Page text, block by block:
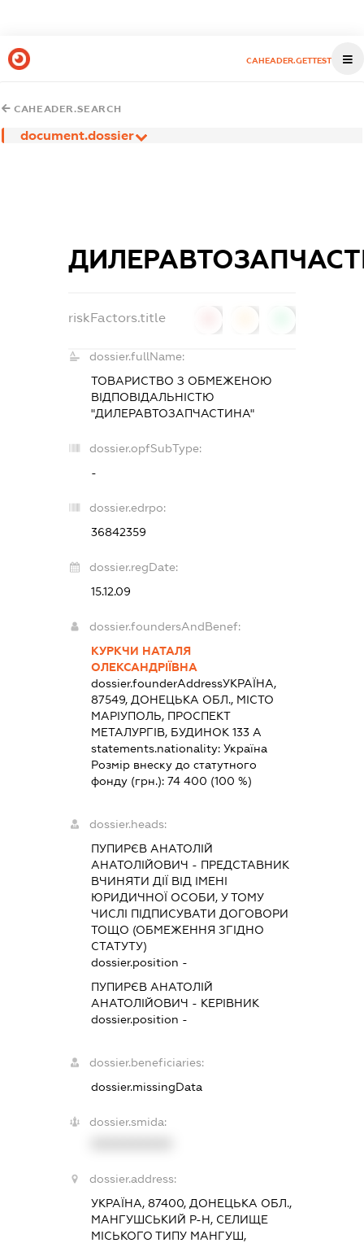
CAHEADER.GETTEST
CAHEADER.SEARCH
document.dossier
riskFactors.title
dossier.fullName:
ТОВАРИСТВО З ОБМЕЖЕНОЮ
ВІДПОВІДАЛЬНІСТЮ
"ДИЛЕРАВТОЗАПЧАСТИНА"
dossier.opfSubType:
-
dossier.edrpo:
36842359
dossier.regDate:
15.12.09
dossier.foundersAndBenef:
КУРКЧИ НАТАЛЯ
ОЛЕКСАНДРІЇВНА
dossier.founderAddressУКРАЇНА,
87549, ДОНЕЦЬКА ОБЛ., МІСТО
МАРІУПОЛЬ, ПРОСПЕКТ
МЕТАЛУРГІВ, БУДИНОК 133 А
statements.nationality: Україна
Розмір внеску до статутного
фонду (грн.): 74 400 (100 %)
dossier.heads:
ПУПИРЄВ АНАТОЛІЙ
АНАТОЛІЙОВИЧ - ПРЕДСТАВНИК
ВЧИНЯТИ ДІЇ ВІД ІМЕНІ
ЮРИДИЧНОЇ ОСОБИ, У ТОМУ
ЧИСЛІ ПІДПИСУВАТИ ДОГОВОРИ
ТОЩО (ОБМЕЖЕННЯ ЗГІДНО
СТАТУТУ)
dossier.position -
ПУПИРЄВ АНАТОЛІЙ
АНАТОЛІЙОВИЧ - КЕРІВНИК
dossier.position -
dossier.beneficiaries:
dossier.missingData
dossier.smida:
dossier.address:
УКРАЇНА, 87400, ДОНЕЦЬКА ОБЛ.,
МАНГУШСЬКИЙ Р-Н, СЕЛИЩЕ
МІСЬКОГО ТИПУ МАНГУШ,